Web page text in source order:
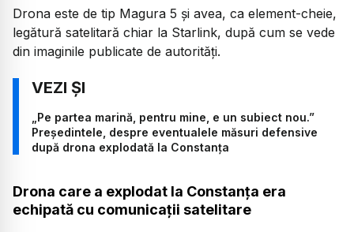
Drona este de tip Magura 5 și avea, ca element-cheie,
legătură satelitară chiar la Starlink, după cum se vede
din imaginile publicate de autorități.
„Pe partea marină, pentru mine, e un subiect nou.”
Președintele, despre eventualele măsuri defensive
după drona explodată la Constanța
Drona care a explodat la Constanța era
echipată cu comunicații satelitare